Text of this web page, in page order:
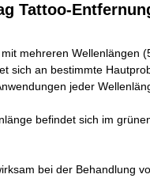
Tattoo-
mehreren
sich an bestimmte
jeder
befindet sich im
bei der Behandlung